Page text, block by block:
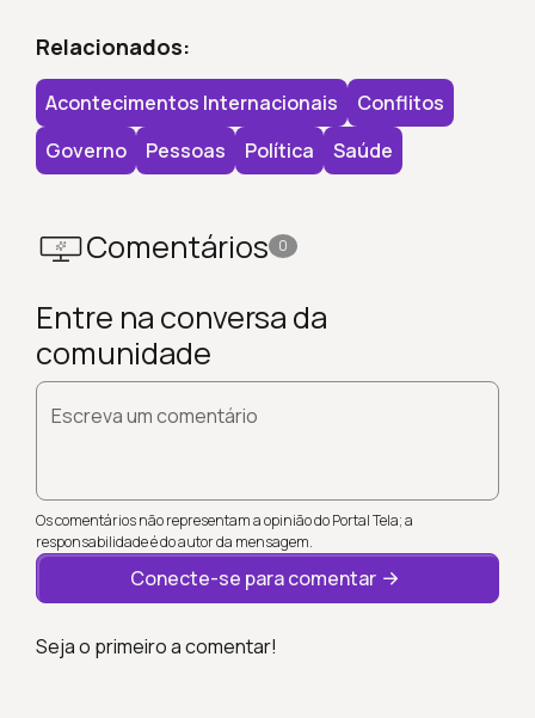
Relacionados:
Acontecimentos Internacionais
Conflitos
Governo
Pessoas Política Saúde
Comentários 0
Entre na conversa da
comunidade
Escreva um comentário
Os comentários não representam a opinião do Portal Tela; a
responsabilidade é do autor da mensagem.
Conecte-se para comentar
Seja o primeiro a comentar!